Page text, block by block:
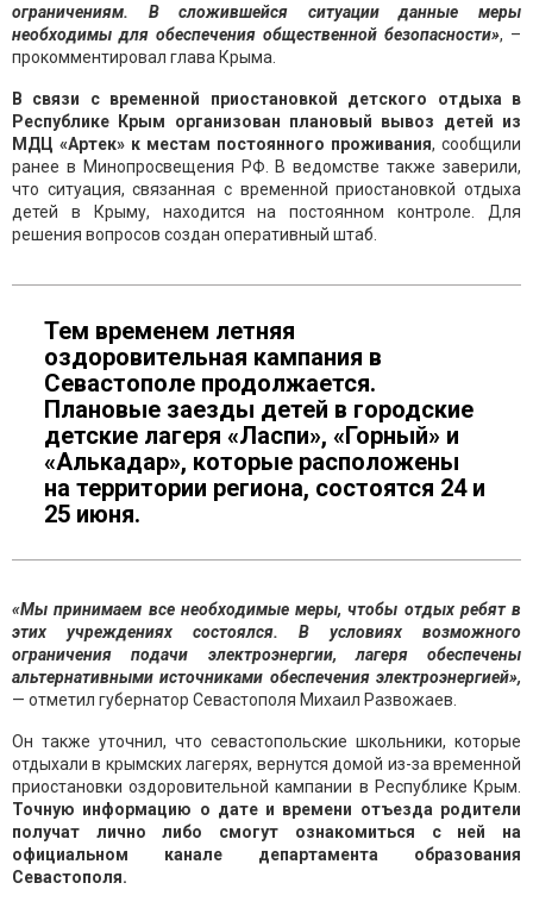
ограничениям. В сложившейся ситуации данные меры
необходимы для обеспечения общественной безопасности», –
прокомментировал глава Крыма.
В связи с временной приостановкой детского отдыха в
Республике Крым организован плановый вывоз детей из
МДЦ «Артек» к местам постоянного проживания, сообщили
ранее в Минопросвещения РФ. В ведомстве также заверили,
что ситуация, связанная с временной приостановкой отдыха
детей в Крыму, находится на постоянном контроле. Для
решения вопросов создан оперативный штаб.
Тем временем летняя
оздоровительная кампания в
Севастополе продолжается.
Плановые заезды детей в городские
детские лагеря «Ласпи», «Горный» и
«Алькадар», которые расположены
на территории региона, состоятся 24 и
25 июня.
«Мы принимаем все необходимые меры, чтобы отдых ребят в
этих учреждениях состоялся. В условиях возможного
ограничения подачи электроэнергии, лагеря обеспечены
альтернативными источниками обеспечения электроэнергией»,
— отметил губернатор Севастополя Михаил Развожаев.
Он также уточнил, что севастопольские школьники, которые
отдыхали в крымских лагерях, вернутся домой из-за временной
приостановки оздоровительной кампании в Республике Крым.
Точную информацию о дате и времени отъезда родители
получат лично либо смогут ознакомиться с ней на
официальном канале департамента образования
Севастополя.